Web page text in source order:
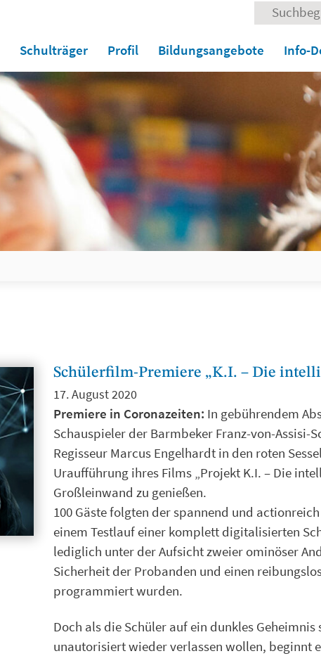
Suche
nach:
Schulträger Profil Bildungsangebote Info-
Schülerfilm-Premiere „K.I. – Die
17. August 2020
Premiere in Coronazeiten: In gebührendem
Schauspieler der Barmbeker Franz-von-Assisi-
Regisseur Marcus Engelhardt in den roten
Uraufführung ihres Films „Projekt K.I. – Die
Großleinwand zu genießen.
100 Gäste folgten der spannend und
einem Testlauf einer komplett digitalisierten
lediglich unter der Aufsicht zweier ominöser
Sicherheit der Probanden und einen
programmiert wurden.
Doch als die Schüler auf ein dunkles
unautorisiert wieder verlassen wollen, beginnt